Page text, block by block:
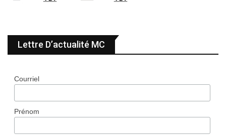
Lettre D’actualité MC
Courriel
Prénom